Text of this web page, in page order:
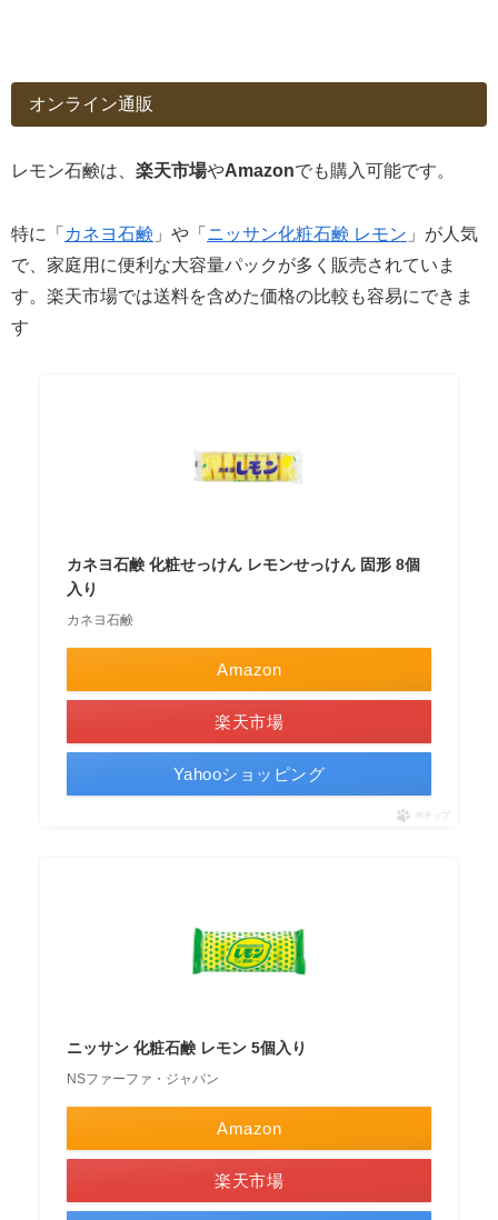
オンライン通販
レモン石鹸は、 楽天市場やAmazonでも購入可能です。
特に「 カネヨ石鹸 」や「 ニッサン化粧石鹸 レモン 」が人気
で、家庭用に便利な大容量パックが多く販売されていま
す。楽天市場では送料を含めた価格の比較も容易にできま
す​
カネヨ石鹸 化粧せっけん レモンせっけん 固形 8個
入り
カネヨ石鹸
Amazon
楽天市場
Yahooショッピング
ポチップ
ニッサン 化粧石鹸 レモン 5個入り
NSファーファ・ジャパン
Amazon
楽天市場